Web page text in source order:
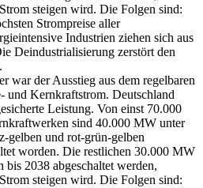
steigen wird. Die Folgen sind:
Strompreise aller
Industrien ziehen sich aus
Deindustrialisierung zerstört den
war der Ausstieg aus dem regelbaren
und Kernkraftstrom. Deutschland
Leistung. Von einst 70.000
sind 40.000 MW unter
gelben und rot-grün-gelben
worden. Die restlichen 30.000 MW
2038 abgeschaltet werden,
steigen wird. Die Folgen sind: